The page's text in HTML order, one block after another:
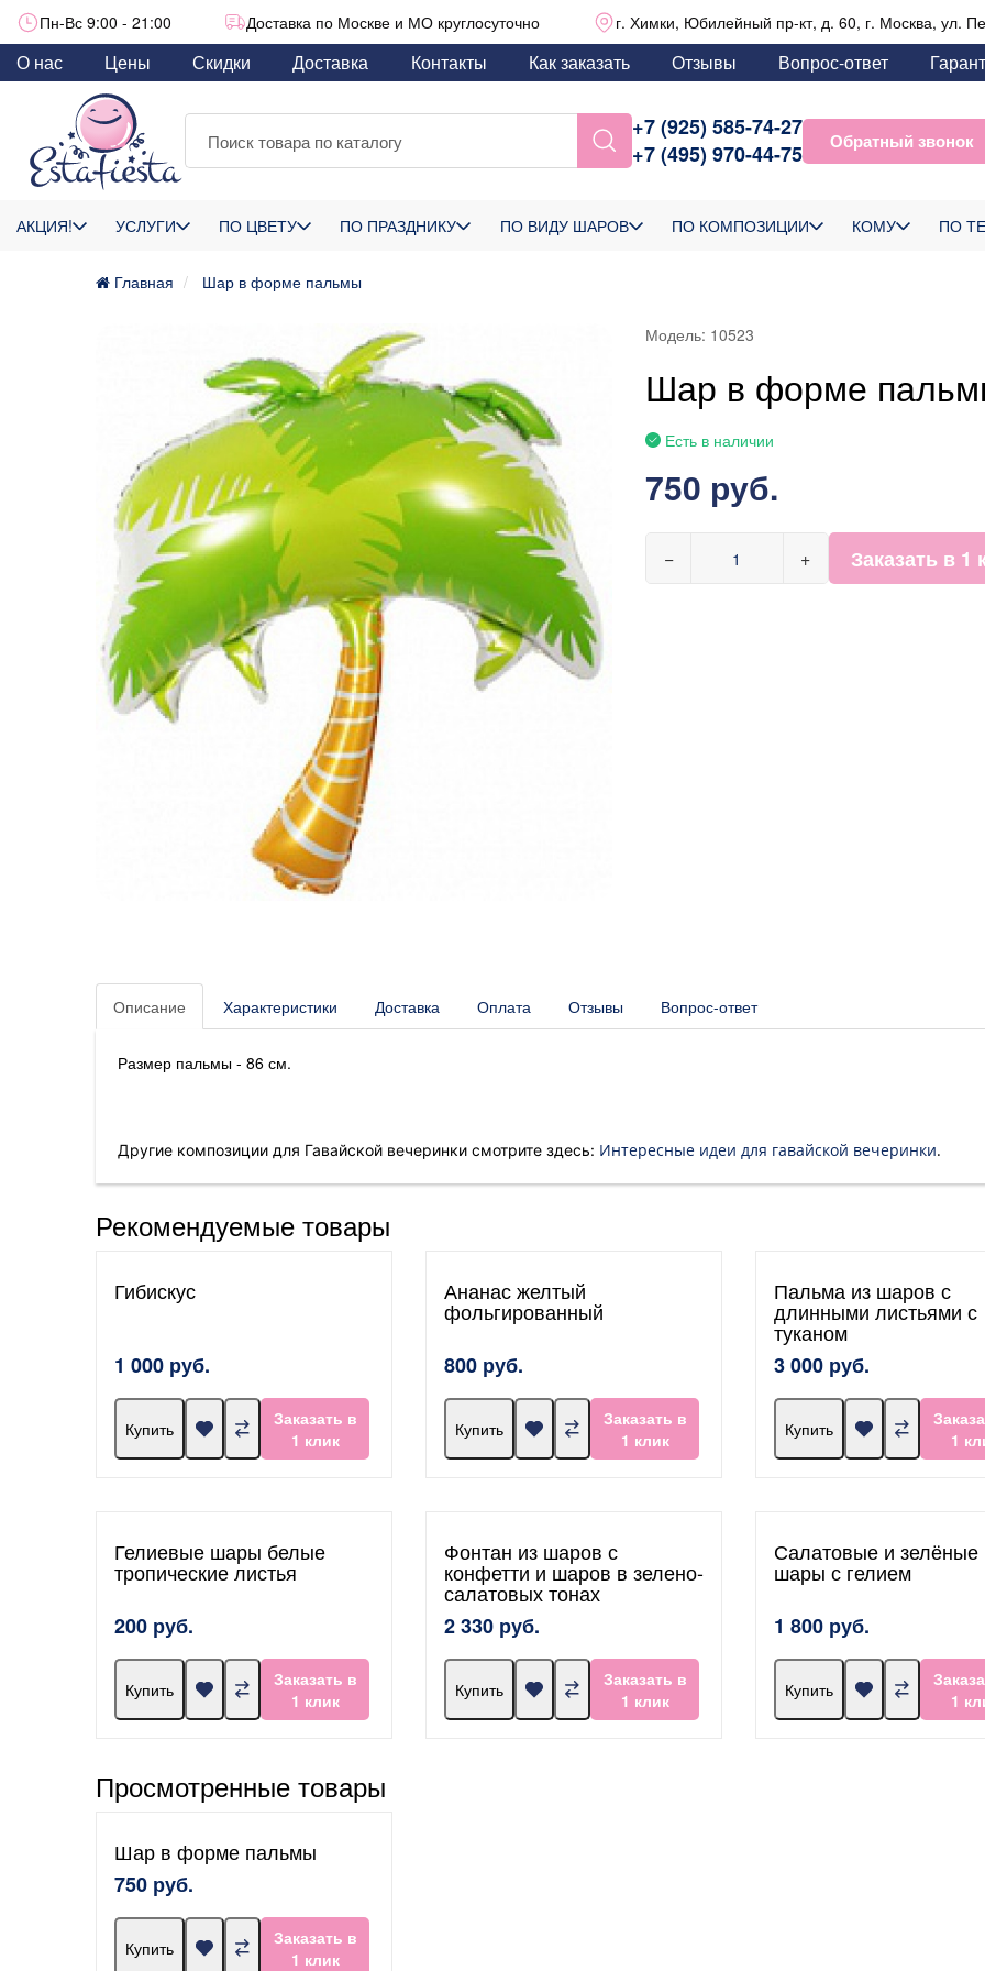
Пн-Вс 9:00 - 21:00 Доставка по Москве и МО круглосуточно г. Химки, Юбилейный пр-кт, д. 60, г. Москва, ул.
О нас Цены Скидки Доставка Контакты Как заказать Отзывы Вопрос-ответ
+7 (925) 585-74-27
+7 (495) 970-44-75
Обратный звонок
АКЦИЯ! УСЛУГИ ПО ЦВЕТУ ПО ПРАЗДНИКУ ПО ВИДУ ШАРОВ ПО КОМПОЗИЦИИ КОМУ ПО
Главная Шар в форме пальмы
Модель: 10523
Шар в форме
Есть в наличии
750 руб.
− + Заказать в 1
Описание Характеристики Доставка Оплата Отзывы Вопрос-ответ
Размер пальмы - 86 см.
Другие композиции для Гавайской вечеринки смотрите здесь: Интересные идеи для гавайской вечеринки.
Рекомендуемые товары
Гибискус
1 000 руб.
Купить
Заказать в
1 клик
Ананас желтый
фольгированный
800 руб.
Купить
Заказать в
1 клик
Пальма из шаров с
длинными листьями с
туканом
3 000 руб.
Купить
1
Гелиевые шары белые
тропические листья
200 руб.
Купить
Заказать в
1 клик
Фонтан из шаров с
конфетти и шаров в зелено-
салатовых тонах
2 330 руб.
Купить
Заказать в
1 клик
Салатовые и зелёные
шары с гелием
1 800 руб.
Купить
1
Просмотренные товары
Шар в форме пальмы
750 руб.
Купить
Заказать в
1 клик